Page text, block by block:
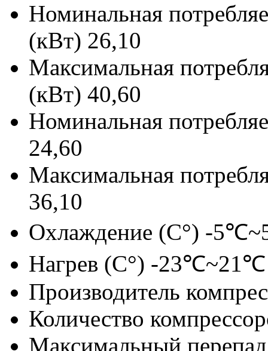
Номинальная
(кВт) 26,10
Максимальная
(кВт) 40,60
Номинальная
24,60
Максимальная
36,10
Охлаждение (С°) -
Нагрев (С°) -23℃~21℃
Производитель
Количество
Максимальный